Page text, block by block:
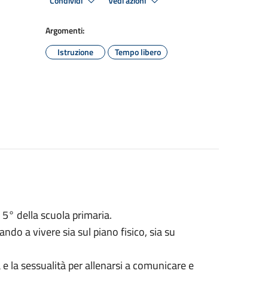
Argomenti:
Istruzione
Tempo libero
della scuola primaria.
a vivere sia sul piano fisico, sia su
la sessualità per allenarsi a comunicare e